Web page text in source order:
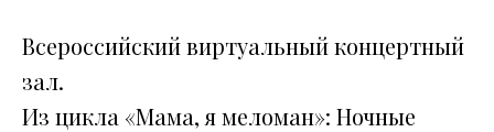
Всероссийский виртуальный концертный
зал.
Из цикла «Мама, я меломан»: Ночные